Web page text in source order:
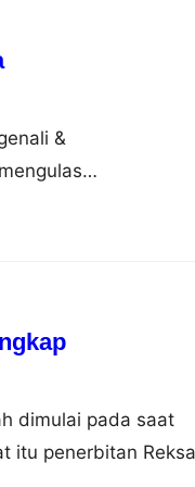
&
contoh,
dapat lebih
dimulai pada saat
itu penerbitan Reksa